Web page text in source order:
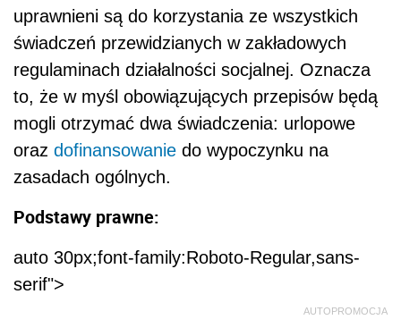
uprawnieni są do korzystania ze wszystkich
świadczeń przewidzianych w zakładowych
regulaminach działalności socjalnej. Oznacza
to, że w myśl obowiązujących przepisów będą
mogli otrzymać dwa świadczenia: urlopowe
oraz dofinansowanie do wypoczynku na
zasadach ogólnych.
Podstawy prawne:
auto 30px;font-family:Roboto-Regular,sans-
serif">
AUTOPROMOCJA